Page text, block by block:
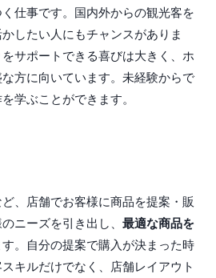
仕事です。国内外からの観光客を
したい人にもチャンスがありま
サポートできる喜びは大きく、ホ
方に向いています。未経験からで
学ぶことができます。
、店舗でお客様に商品を提案・販
ニーズを引き出し、 最適な商品を
。自分の提案で購入が決まった時
キルだけでなく、店舗レイアウト